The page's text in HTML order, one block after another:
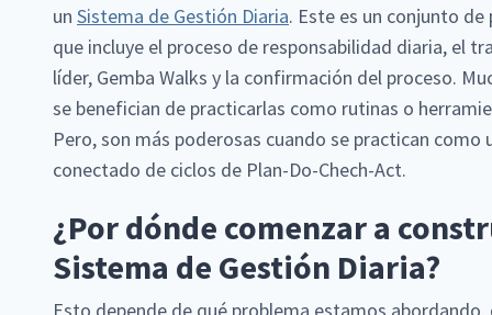
un Sistema de Gestión Diaria. Este es un conjunto
que incluye el proceso de responsabilidad diaria, el
líder, Gemba Walks y la confirmación del proceso.
se benefician de practicarlas como rutinas o
Pero, son más poderosas cuando se practican como
conectado de ciclos de Plan-Do-Chech-Act.
¿Por dónde comenzar a
Sistema de Gestión Diaria?